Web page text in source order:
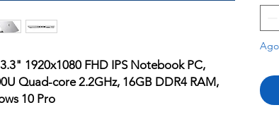
1920x1080 FHD IPS Notebook PC,
Quad-core 2.2GHz, 16GB DDR4 RAM,
10 Pro